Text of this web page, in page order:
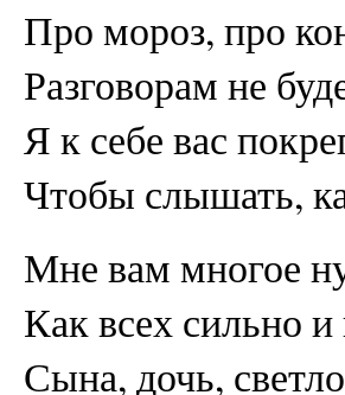
Про мороз, про
Разговорам не
Я к себе вас
Чтобы слышать,
Мне вам многое
Как всех сильно
Сына, дочь,